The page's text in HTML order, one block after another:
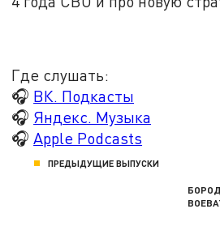
Где слушать:
🎧 ВК. Подкасты
🎧 Яндекс. Музыка
🎧Apple Podcasts
ПРЕДЫДУЩИЕ ВЫПУСКИ